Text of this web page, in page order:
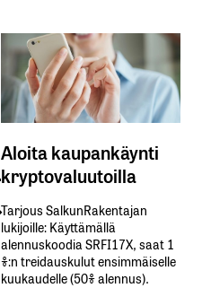
Aloita kaupankäynti
kryptovaluutoilla
Tarjous SalkunRakentajan
lukijoille: Käyttämällä​ ​
alennuskoodia​ ​SRFI17X,​ ​saat​ ​1
%:n treidauskulut​ ​ensimmäiselle​ ​
kuukaudelle​ ​(50%​ ​alennus).